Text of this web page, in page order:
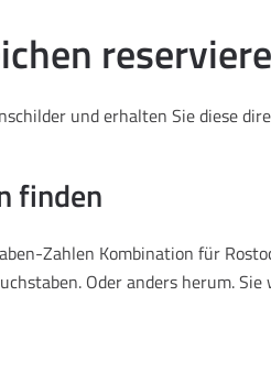
und erhalten Sie diese
finden
Zahlen Kombination für
Oder anders herum.